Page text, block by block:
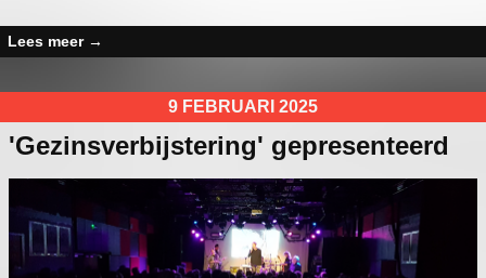
Lees meer →
9 FEBRUARI 2025
'Gezinsverbijstering' gepresenteerd